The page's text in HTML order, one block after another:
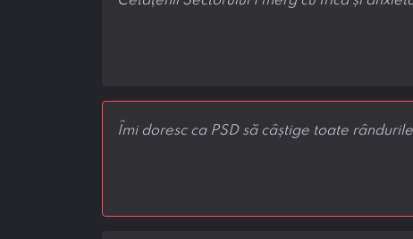
Îmi doresc ca PSD să câștige toate